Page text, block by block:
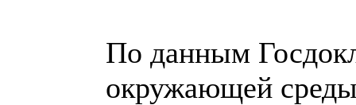
По данным
окружающей